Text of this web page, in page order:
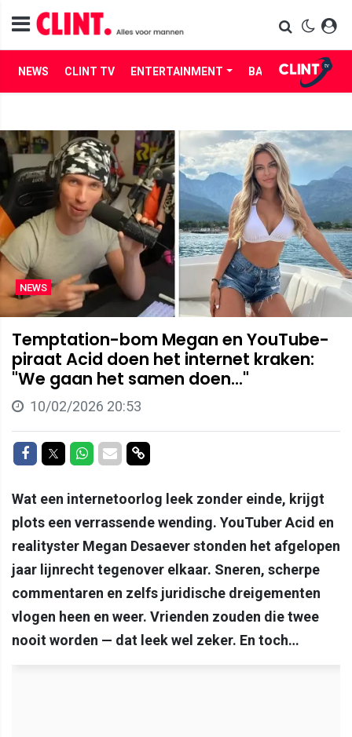
NEWS CLINT TV ENTERTAINMENT BABES LIFE
NEWS
Temptation-bom Megan en YouTube-
piraat Acid doen het internet kraken:
"We gaan het samen doen..."
10/02/2026 20:53
Delen op Facebook
Delen op Twitter
Delen op Whatsapp
Delen via Mail
Delen via link
Wat een internetoorlog leek zonder einde, krijgt
plots een verrassende wending. YouTuber Acid en
realityster Megan Desaever stonden het afgelopen
jaar lijnrecht tegenover elkaar. Sneren, scherpe
commentaren en zelfs juridische dreigementen
vlogen heen en weer. Vrienden zouden die twee
nooit worden — dat leek wel zeker. En toch…